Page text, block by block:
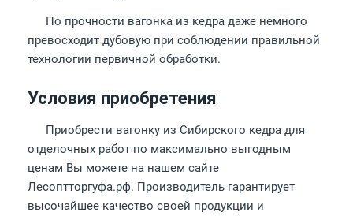
По прочности вагонка из кедра даже немного
превосходит дубовую при соблюдении правильной
технологии первичной обработки.
Условия приобретения
Приобрести вагонку из Сибирского кедра для
отделочных работ по максимально выгодным
ценам Вы можете на нашем сайте
Лесоптторгуфа.рф. Производитель гарантирует
высочайшее качество своей продукции и